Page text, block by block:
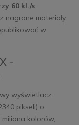
60 kl./s.
nagrane materiały
w
-
wyświetlacz
pikseli) o
kolorów,